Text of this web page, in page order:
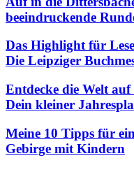
beeindruckende
Das Highlight für
Die Leipziger
Entdecke die Welt auf
Dein kleiner
Meine 10 Tipps für
Gebirge mit Kindern